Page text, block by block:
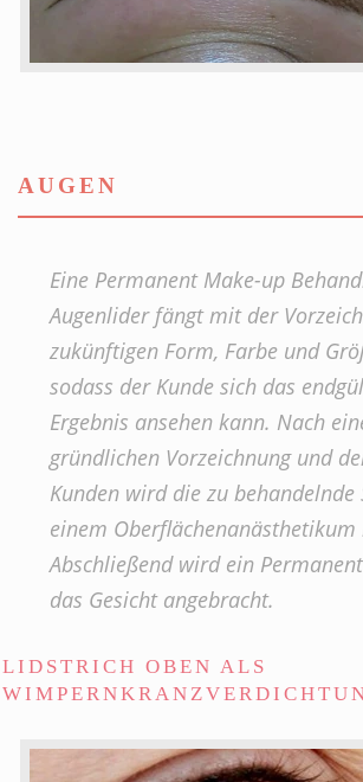
AUGEN
Eine Permanent Make-up
Augenlider fängt mit der
zukünftigen Form, Farbe und
sodass der Kunde sich das
Ergebnis ansehen kann. Nach
gründlichen Vorzeichnung und
Kunden wird die zu
einem Oberflächenanästhetikum
Abschließend wird ein
das Gesicht angebracht.
LIDSTRICH OBEN ALS